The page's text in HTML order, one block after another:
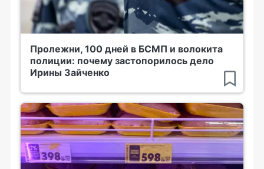
Пролежни, 100 дней в БСМП и волокита
полиции: почему застопорилось дело
Ирины Зайченко